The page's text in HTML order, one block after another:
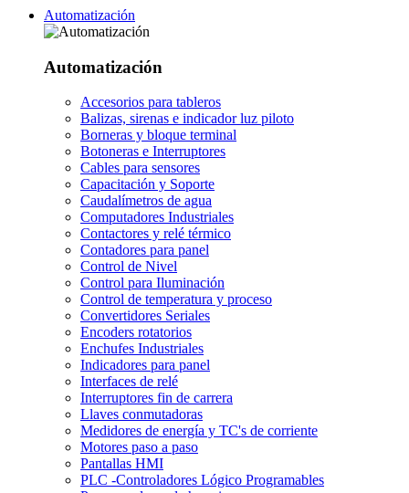
Automatización
Automatización
Accesorios para tableros
Balizas, sirenas e indicador luz piloto
Borneras y bloque terminal
Botoneras e Interruptores
Cables para sensores
Capacitación y Soporte
Caudalímetros de agua
Computadores Industriales
Contactores y relé térmico
Contadores para panel
Control de Nivel
Control para Iluminación
Control de temperatura y proceso
Convertidores Seriales
Encoders rotatorios
Enchufes Industriales
Indicadores para panel
Interfaces de relé
Interruptores fin de carrera
Llaves conmutadoras
Medidores de energía y TC's de corriente
Motores paso a paso
Pantallas HMI
PLC -Controladores Lógico Programables